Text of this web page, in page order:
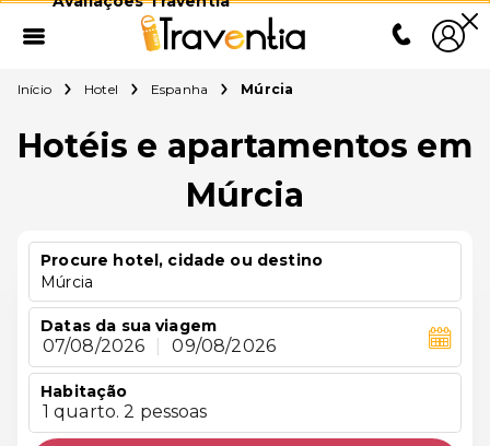
Início Hotel Espanha Múrcia
Hotéis e apartamentos em
Múrcia
Procure hotel, cidade ou destino
Múrcia
Datas da sua viagem
07/08/2026 09/08/2026
Habitação
1 quarto. 2 pessoas